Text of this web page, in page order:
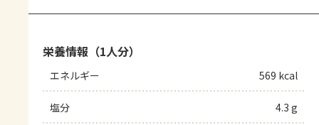
栄養情報（1人分）
エネルギー 569 kcal
塩分 4.3 g